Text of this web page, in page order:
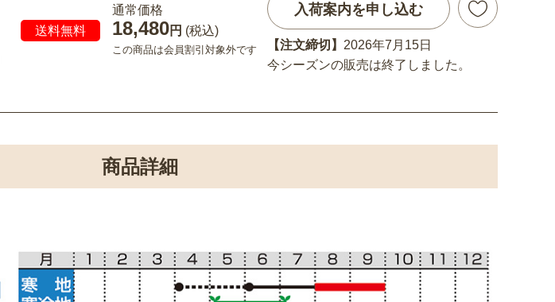
送料無料
通常価格
18,480円 (税込)
この商品は会員割引対象外です
入荷案内を申し込む
【注文締切】 2026年7月15日
今シーズンの販売は終了しました。
商品詳細